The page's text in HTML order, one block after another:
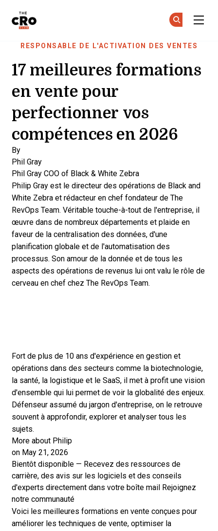
Skip to main content
RESPONSABLE DE L'ACTIVATION DES VENTES
17 meilleures formations
en vente pour
perfectionner vos
compétences en 2026
By
Phil Gray
Phil Gray COO of Black & White Zebra
Philip Gray est le directeur des opérations de Black and
White Zebra et rédacteur en chef fondateur de The
RevOps Team. Véritable touche-à-tout de l'entreprise, il
œuvre dans de nombreux départements et plaide en
faveur de la centralisation des données, d'une
planification globale et de l'automatisation des
processus. Son amour de la donnée et de tous les
aspects des opérations de revenus lui ont valu le rôle de
cerveau en chef chez The RevOps Team.
Fort de plus de 10 ans d'expérience en gestion et
opérations dans des secteurs comme la biotechnologie,
la santé, la logistique et le SaaS, il met à profit une vision
d'ensemble qui lui permet de voir la globalité des enjeux.
Défenseur assumé du jargon d'entreprise, on le retrouve
souvent à approfondir, explorer et analyser tous les
sujets.
More about Philip
on May 21, 2026
Bientôt disponible — Recevez des ressources de
carrière, des avis sur les logiciels et des conseils
d'experts directement dans votre boîte mail
Rejoignez
notre communauté
Voici les meilleures formations en vente conçues pour
améliorer les techniques de vente, optimiser la